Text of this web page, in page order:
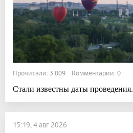
Прочитали: 3 009 Комментарии: 0
Стали известны даты проведения.
15:19, 4 авг 2026